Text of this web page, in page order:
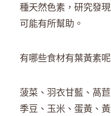
種天然色素，研究發
可能有所幫助。
有哪些食材有葉黃素呢
菠菜、羽衣甘藍、萵
季豆、玉米、蛋黃、